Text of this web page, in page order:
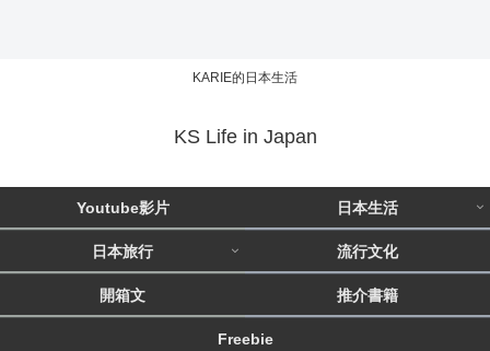
KARIE的日本生活
KS Life in Japan
Youtube影片 日本生活
日本旅行 流行文化
開箱文 推介書籍
Freebie